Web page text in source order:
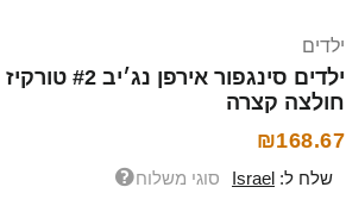
ילדים
חולצה קצרה
₪168.67
שלח ל: Israel סוגי משלוח